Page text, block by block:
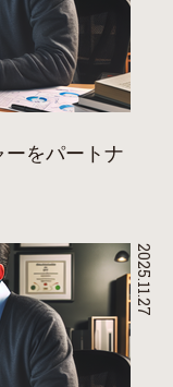
をパートナ
2025.11.27